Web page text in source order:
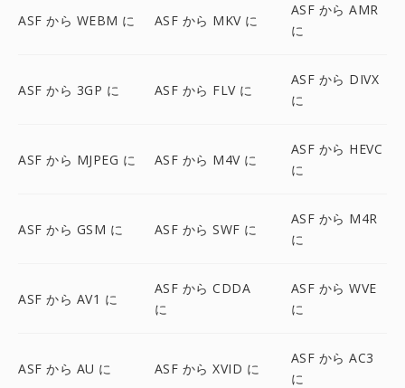
ASF から WEBM に ASF から MKV に
ASF から AMR
に
ASF から 3GP に ASF から FLV に
ASF から DIVX
に
ASF から MJPEG に ASF から M4V に
ASF から HEVC
に
ASF から GSM に ASF から SWF に
ASF から M4R
に
ASF から AV1 に
ASF から CDDA
に
ASF から WVE
に
ASF から AU に ASF から XVID に
ASF から AC3
に